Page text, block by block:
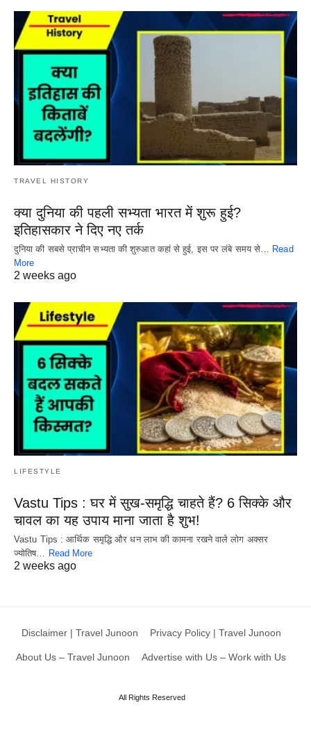
TRAVEL HISTORY
क्या दुनिया की पहली सभ्यता भारत में शुरू हुई?
इतिहासकार ने दिए नए तर्क
दुनिया की सबसे प्राचीन सभ्यता की शुरुआत कहां से हुई, इस पर लंबे समय से… Read
More
2 weeks ago
LIFESTYLE
Vastu Tips : घर में सुख-समृद्धि चाहते हैं? 6 सिक्के और
चावल का यह उपाय माना जाता है शुभ!
Vastu Tips : आर्थिक समृद्धि और धन लाभ की कामना रखने वाले लोग अक्सर
ज्योतिष… Read More
2 weeks ago
Disclaimer | Travel Junoon Privacy Policy | Travel Junoon
About Us – Travel Junoon Advertise with Us – Work with Us
All Rights Reserved